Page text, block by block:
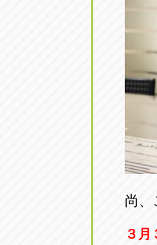
尚、
３月